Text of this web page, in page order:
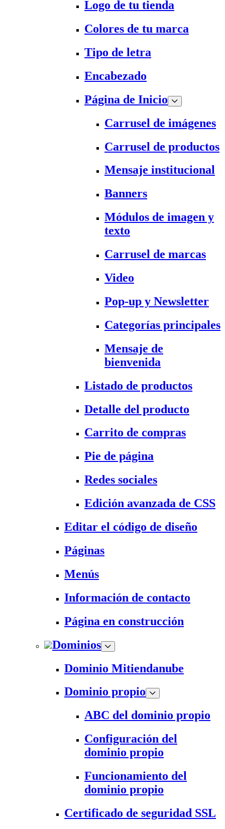
Logo de tu tienda
Colores de tu marca
Tipo de letra
Encabezado
Página de Inicio
Carrusel de imágenes
Carrusel de productos
Mensaje institucional
Banners
Módulos de imagen y
texto
Carrusel de marcas
Video
Pop-up y Newsletter
Categorías principales
Mensaje de
bienvenida
Listado de productos
Detalle del producto
Carrito de compras
Pie de página
Redes sociales
Edición avanzada de CSS
Editar el código de diseño
Páginas
Menús
Información de contacto
Página en construcción
Dominios
Dominio Mitiendanube
Dominio propio
ABC del dominio propio
Configuración del
dominio propio
Funcionamiento del
dominio propio
Certificado de seguridad SSL